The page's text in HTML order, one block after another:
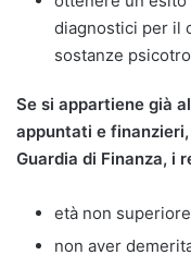
diagnostici per il
sostanze
Se si appartiene già
appuntati e
Guardia di Finanza, i
età non
non aver